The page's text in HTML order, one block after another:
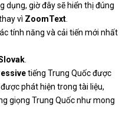
dụng, giờ đây sẽ hiển thị đúng
vì ZoomText
tính năng và cải tiến mới nhất
tiếng Trung Quốc được
phát hiện trong tài liệu,
giọng Trung Quốc như mong